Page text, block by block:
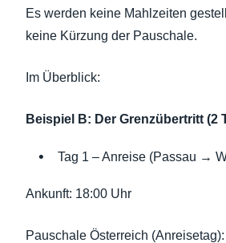
Es werden keine Mahlzeiten
keine Kürzung der Pauschale.
Im Überblick:
Beispiel B: Der Grenzübertritt (2
Tag 1 – Anreise (Passau →
Ankunft: 18:00 Uhr
Pauschale Österreich